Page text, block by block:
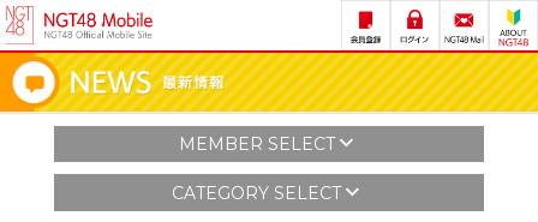
MEMBER SELECT
CATEGORY SELECT